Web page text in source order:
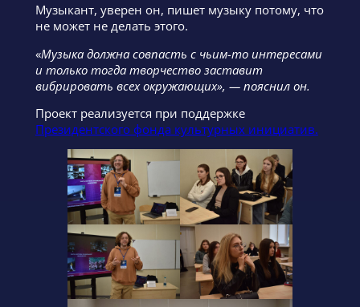
Музыкант, уверен он, пишет музыку потому, что
не может не делать этого.
«Музыка должна совпасть с чьим-то интересами
и только тогда творчество заставит
вибрировать всех окружающих», — пояснил он.
Проект реализуется при поддержке
Президентского фонда культурных инициатив.